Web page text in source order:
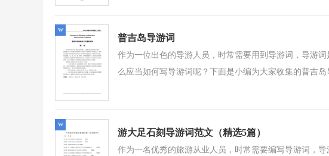
普吉岛导游词
作为一位出色的导游人员，时常需要用到导游词，导游
么应当如何写导游词呢？下面是小编为大家收集的普吉岛
w
游大足石刻导游词范文（精选5篇）
作为一名优秀的旅游从业人员，时常需要编写导游词，
w